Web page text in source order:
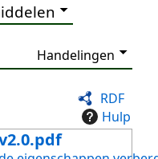
Handelingen
RDF
Hulp